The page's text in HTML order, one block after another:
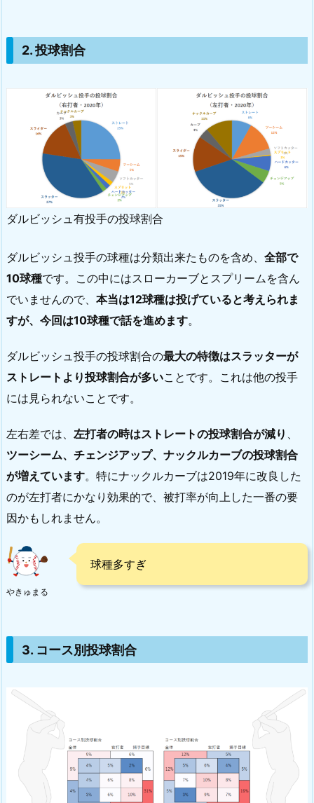
2. 投球割合
ダルビッシュ有投手の投球割合
ダルビッシュ投手の球種は分類出来たものを含め、 全部で
10球種です。この中にはスローカーブとスプリームを含ん
でいませんので、 本当は12球種は投げていると考えられま
すが、今回は10球種で話を進めます。
ダルビッシュ投手の投球割合の最大の特徴はスラッターが
ストレートより投球割合が多いことです。これは他の投手
には見られないことです。
左右差では、 左打者の時はストレートの投球割合が減り
ツーシーム、チェンジアップ、ナックルカーブの投球割合
が増えています。特にナックルカーブは2019年に改良した
のが左打者にかなり効果的で、被打率が向上した一番の要
因かもしれません。
やきゅまる
球種多すぎ
3. コース別投球割合